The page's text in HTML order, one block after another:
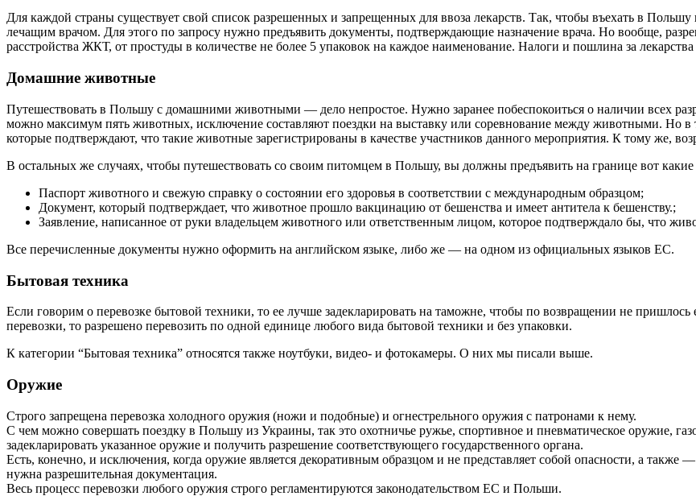
Для каждой страны существует свой список разрешенных и запрещенных для ввоза лекарств. Так, чтобы въехать в
лечащим врачом. Для этого по запросу нужно предъявить документы, подтверждающие назначение врача. Но вообще,
расстройства ЖКТ, от простуды в количестве не более 5 упаковок на каждое наименование. Налоги и пошлина за
Домашние животные
Путешествовать в Польшу с домашними животными — дело непростое. Нужно заранее побеспокоиться о наличии всех
можно максимум пять животных, исключение составляют поездки на выставку или соревнование между животными. Но в
которые подтверждают, что такие животные зарегистрированы в качестве участников данного мероприятия. К тому же,
В остальных же случаях, чтобы путешествовать со своим питомцем в Польшу, вы должны предъявить на границе вот
Паспорт животного и свежую справку о состоянии его здоровья в соответствии с международным образцом;
Документ, который подтверждает, что животное прошло вакцинацию от бешенства и имеет антитела к бешенству.;
Заявление, написанное от руки владельцем животного или ответственным лицом, которое подтверждало бы, что
Все перечисленные документы нужно оформить на английском языке, либо же — на одном из официальных языков ЕС.
Бытовая техника
Если говорим о перевозке бытовой техники, то ее лучше задекларировать на таможне, чтобы по возвращении не
перевозки, то разрешено перевозить по одной единице любого вида бытовой техники и без упаковки.
К категории “Бытовая техника” относятся также ноутбуки, видео- и фотокамеры. О них мы писали выше.
Оружие
Строго запрещена перевозка холодного оружия (ножи и подобные) и огнестрельного оружия с патронами к нему.
С чем можно совершать поездку в Польшу из Украины, так это охотничье ружье, спортивное и пневматическое оружие,
задекларировать указанное оружие и получить разрешение соответствующего государственного органа.
Есть, конечно, и исключения, когда оружие является декоративным образцом и не представляет собой опасности, а
нужна разрешительная документация.
Весь процесс перевозки любого оружия строго регламентируются законодательством ЕС и Польши.